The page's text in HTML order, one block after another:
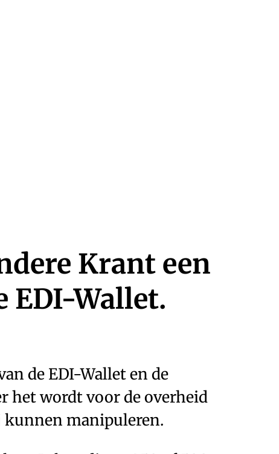
Krant een
EDI-Wallet.
de EDI-Wallet en de
het wordt voor de overheid
kunnen manipuleren.